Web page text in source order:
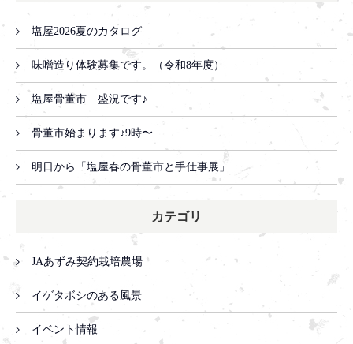
塩屋2026夏のカタログ
味噌造り体験募集です。（令和8年度）
塩屋骨董市 盛況です♪
骨董市始まります♪9時〜
明日から「塩屋春の骨董市と手仕事展」
カテゴリ
JAあずみ契約栽培農場
イゲタボシのある風景
イベント情報